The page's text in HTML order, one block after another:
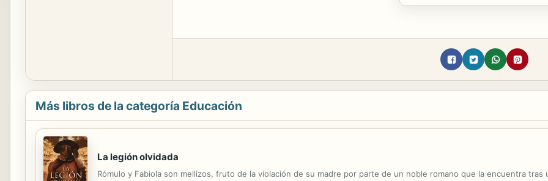
Más libros de la categoría Educación
La legión olvidada
Rómulo y Fabiola son mellizos, fruto de la violación de su madre por parte de un noble romano que la encuentra